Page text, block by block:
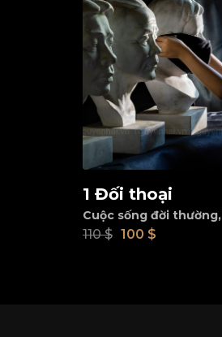
Add to cart
1 Đối thoại
Cuộc sống đời thường,
110$ 100 $